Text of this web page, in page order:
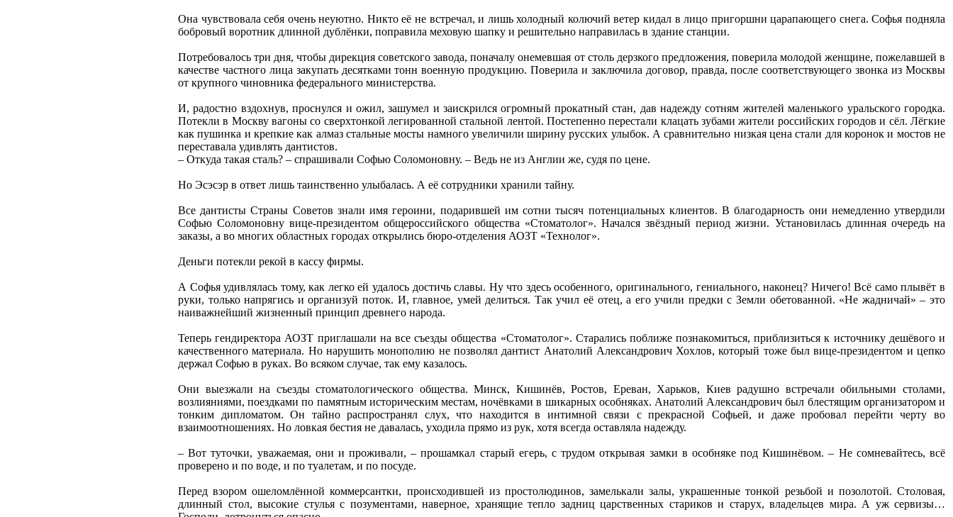
Она чувствовала себя очень неуютно. Никто её не встречал, и лишь холодный колючий ветер кидал в лицо пригоршни царапающего снега. Софья подняла
бобровый воротник длинной дублёнки, поправила меховую шапку и решительно направилась в здание станции.
Потребовалось три дня, чтобы дирекция советского завода, поначалу онемевшая от столь дерзкого предложения, поверила молодой женщине, пожелавшей в
качестве частного лица закупать десятками тонн военную продукцию. Поверила и заключила договор, правда, после соответствующего звонка из Москвы
от крупного чиновника федерального министерства.
И, радостно вздохнув, проснулся и ожил, зашумел и заискрился огромный прокатный стан, дав надежду сотням жителей маленького уральского городка.
Потекли в Москву вагоны со сверхтонкой легированной стальной лентой. Постепенно перестали клацать зубами жители российских городов и сёл. Лёгкие
как пушинка и крепкие как алмаз стальные мосты намного увеличили ширину русских улыбок. А сравнительно низкая цена стали для коронок и мостов не
переставала удивлять дантистов.
– Откуда такая сталь? – спрашивали Софью Соломоновну. – Ведь не из Англии же, судя по цене.
Но Эсэсэр в ответ лишь таинственно улыбалась. А её сотрудники хранили тайну.
Все дантисты Страны Советов знали имя героини, подарившей им сотни тысяч потенциальных клиентов. В благодарность они немедленно утвердили
Софью Соломоновну вице-президентом общероссийского общества «Стоматолог». Начался звёздный период жизни. Установилась длинная очередь на
заказы, а во многих областных городах открылись бюро-отделения АОЗТ «Технолог».
Деньги потекли рекой в кассу фирмы.
А Софья удивлялась тому, как легко ей удалось достичь славы. Ну что здесь особенного, оригинального, гениального, наконец? Ничего! Всё само плывёт в
руки, только напрягись и организуй поток. И, главное, умей делиться. Так учил её отец, а его учили предки с Земли обетованной. «Не жадничай» – это
наиважнейший жизненный принцип древнего народа.
Теперь гендиректора АОЗТ приглашали на все съезды общества «Стоматолог». Старались поближе познакомиться, приблизиться к источнику дешёвого и
качественного материала. Но нарушить монополию не позволял дантист Анатолий Александрович Хохлов, который тоже был вице-президентом и цепко
держал Софью в руках. Во всяком случае, так ему казалось.
Они выезжали на съезды стоматологического общества. Минск, Кишинёв, Ростов, Ереван, Харьков, Киев радушно встречали обильными столами,
возлияниями, поездками по памятным историческим местам, ночёвками в шикарных особняках. Анатолий Александрович был блестящим организатором и
тонким дипломатом. Он тайно распространял слух, что находится в интимной связи с прекрасной Софьей, и даже пробовал перейти черту во
взаимоотношениях. Но ловкая бестия не давалась, уходила прямо из рук, хотя всегда оставляла надежду.
– Вот туточки, уважаемая, они и проживали, – прошамкал старый егерь, с трудом открывая замки в особняке под Кишинёвом. – Не сомневайтесь, всё
проверено и по воде, и по туалетам, и по посуде.
Перед взором ошеломлённой коммерсантки, происходившей из простолюдинов, замелькали залы, украшенные тонкой резьбой и позолотой. Столовая,
длинный стол, высокие стулья с позументами, наверное, хранящие тепло задниц царственных стариков и старух, владельцев мира. А уж сервизы…